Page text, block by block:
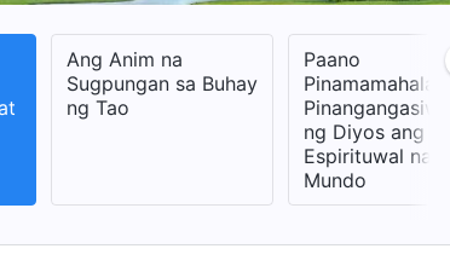
Ang Anim na
Sugpungan sa Buhay
ng Tao
Paano
ng Diyos ang
Espirituwal na
Mundo